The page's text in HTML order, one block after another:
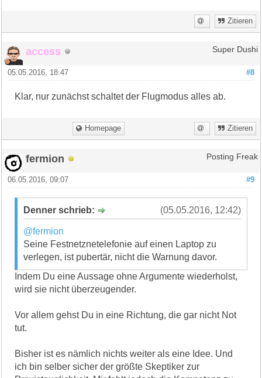
Zitieren
access Super Dushi
#8
05.05.2016, 18:47
Klar, nur zunächst schaltet der Flugmodus alles ab.
Homepage Zitieren
fermion Posting Freak
#9
06.05.2016, 09:07
(05.05.2016, 12:42)
Denner schrieb:
@fermion
Seine Festnetznetelefonie auf einen Laptop zu
verlegen, ist pubertär, nicht die Warnung davor.
Indem Du eine Aussage ohne Argumente wiederholst,
wird sie nicht überzeugender.
Vor allem gehst Du in eine Richtung, die gar nicht Not
tut.
Bisher ist es nämlich nichts weiter als eine Idee. Und
ich bin selber sicher der größte Skeptiker zur